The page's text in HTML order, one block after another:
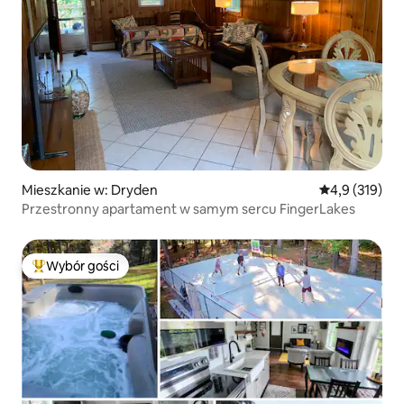
Mieszkanie w: Dryden Średnia
4,9 (319)
Przestronny apartament w samym sercu FingerLakes
Najpopularniejsze z kategorii Wybór gości
Wybór gości